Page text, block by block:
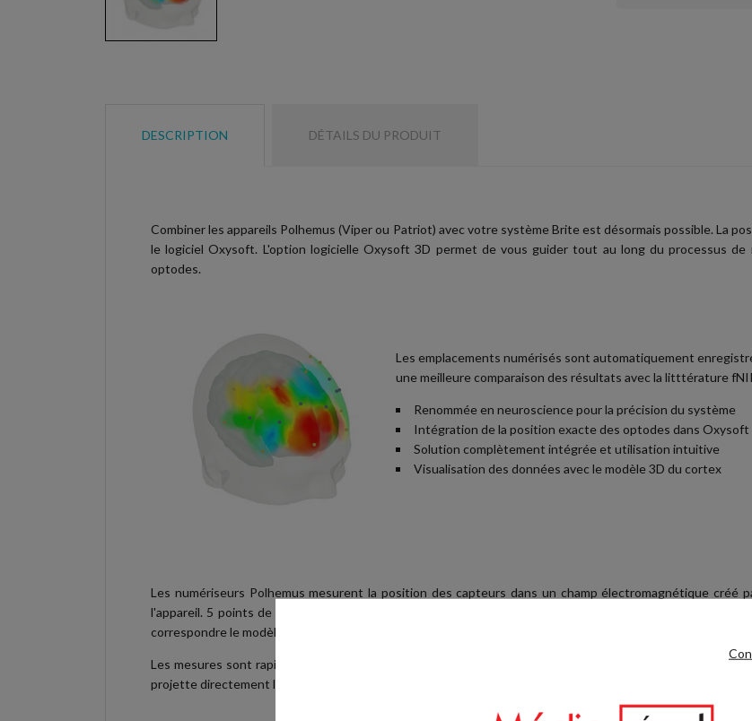
DESCRIPTION DÉTAILS DU PRODUIT
Combiner les appareils Polhemus (Viper ou Patriot) avec votre système Brite est désormais possible. La
le logiciel Oxysoft. L'option logicielle Oxysoft 3D permet de vous guider tout au long du processus
optodes.
Les emplacements numérisés sont automatiquement
une meilleure comparaison des résultats avec la litttérature
Renommée en neuroscience pour la précision du système
Intégration de la position exacte des optodes dans Oxysoft
Solution complètement intégrée et utilisation intuitive
Visualisation des données avec le modèle 3D du cortex
Les numériseurs Polhemus mesurent la position des capteurs dans un champ électromagnétique créé
l'appareil. 5 points de référence sont mesurés à l'aide d'un stylet pointeur sur la tête du sujet afin de
correspondre le modèle MNI, les données mesurées et le template utilisé par le système Brite.
Les mesures sont rapides (moins d'une minute pour un Brite Dual) et comme Oxysoft connait le
projette directement la position des optodes sur modélisation 3D du cortex.